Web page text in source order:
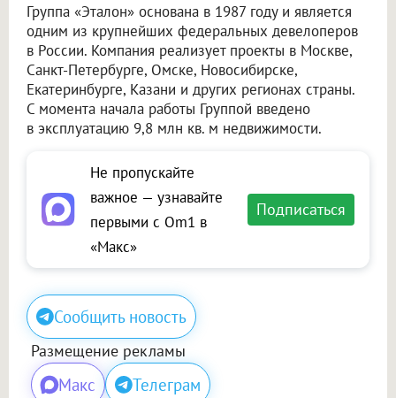
Группа «Эталон» основана в 1987 году и является
одним из крупнейших федеральных девелоперов
в России. Компания реализует проекты в Москве,
Санкт-Петербурге, Омске, Новосибирске,
Екатеринбурге, Казани и других регионах страны.
С момента начала работы Группой введено
в эксплуатацию 9,8 млн кв. м недвижимости.
Не пропускайте
важное — узнавайте
первыми с Om1 в
«Макс»
Подписаться
Сообщить новость
Размещение рекламы
Макс Телеграм